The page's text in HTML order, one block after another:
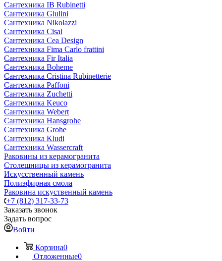
Сантехника IB Rubinetti
Сантехника Giulini
Сантехника Nikolazzi
Сантехника Cisal
Сантехника Cea Design
Сантехника Fima Carlo frattini
Сантехника Fir Italia
Сантехника Boheme
Сантехника Cristina Rubinetterie
Сантехника Paffoni
Сантехника Zuchetti
Сантехника Keuco
Сантехника Webert
Сантехника Hansgrohe
Сантехника Grohe
Сантехника Kludi
Сантехника Wassercraft
Раковины из керамогранита
Столешницы из керамогранита
Искусственный камень
Полиэфирная смола
Раковина искуственный камень
+7 (812) 317-33-73
Заказать звонок
Задать вопрос
Войти
Корзина0
Отложенные0